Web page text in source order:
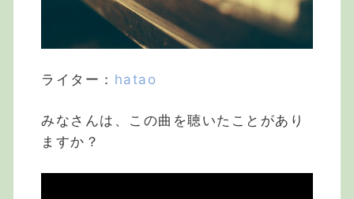
ライター： hatao
みなさんは、この曲を聴いたことがあり
ますか？